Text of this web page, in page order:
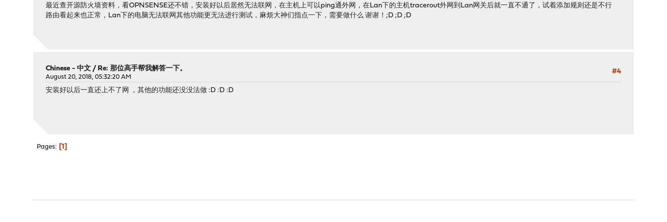
最近查开源防火墙资料，看OPNSENSE还不错，安装好以后居然无法联网，在主机上可以ping通外网，在Lan下的主机tracerout外网到Lan网关后就一直不通了，试着添加规则还是不行
路由看起来也正常，Lan下的电脑无法联网其他功能更无法进行测试，麻烦大神们指点一下，需要做什么 谢谢！;D ;D ;D
#4
Chinese - 中文 /Re: 那位高手帮我解答一下。
August 20, 2018, 05:32:20 AM
安装好以后一直还上不了网 ，其他的功能还没没法做 :D :D :D
Pages 1